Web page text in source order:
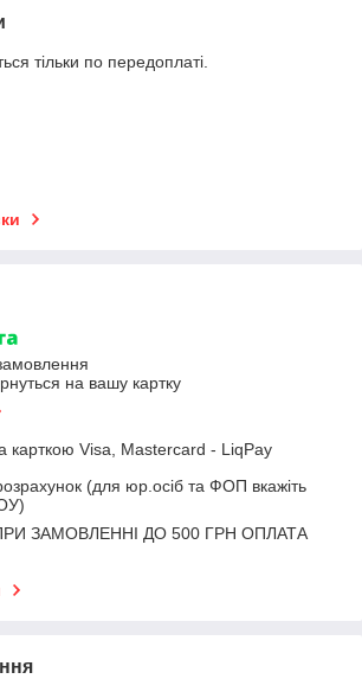
тільки по передоплаті.
на вашу картку
карткою Visa, Mastercard - LiqPay
(для юр.осіб та ФОП вкажіть
ЗАМОВЛЕННІ ДО 500 ГРН ОПЛАТА